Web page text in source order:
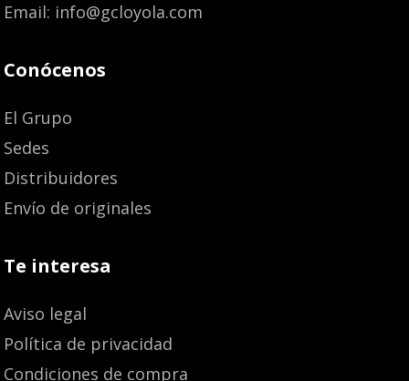
Email: info@gcloyola.com
Conócenos
El Grupo
Sedes
Distribuidores
Envío de originales
Te interesa
Aviso legal
Política de privacidad
Condiciones de compra